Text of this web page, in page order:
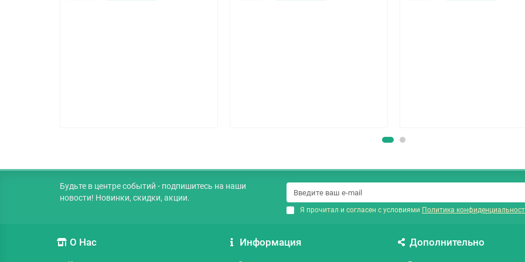
Будьте в центре событий - подпишитесь на наши
новости! Новинки, скидки, акции.
Я прочитал и согласен с условиями Политика
О Нас Информация Дополнительно